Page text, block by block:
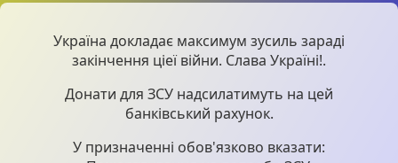
Україна докладає максимум зусиль зараді
закінчення ціеї війни. Слава Україні!.
Донати для ЗСУ надсилатимуть на цей
банківський рахунок.
У призначенні обов'язково вказати: